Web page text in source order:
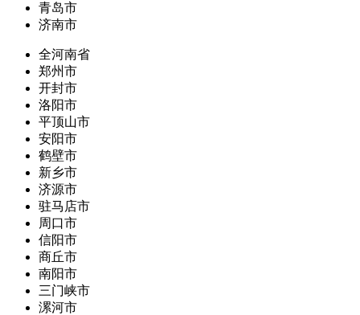
青岛市
济南市
全河南省
郑州市
开封市
洛阳市
平顶山市
安阳市
鹤壁市
新乡市
济源市
驻马店市
周口市
信阳市
商丘市
南阳市
三门峡市
漯河市